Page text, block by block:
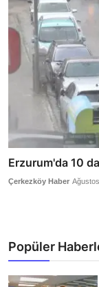
Erzurum'da 10
Çerkezköy Haber
Popüler